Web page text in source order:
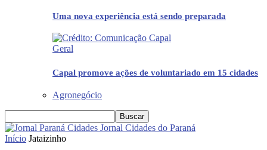
Uma nova experiência está sendo preparada
Geral
Capal promove ações de voluntariado em 15 cidades
Agronegócio
Jornal Cidades do Paraná
Início Jataizinho